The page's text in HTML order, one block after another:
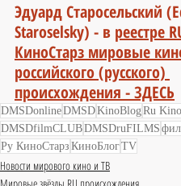
Эдуард Старосельский
Staroselsky) - в реестре
КиноСтарз мировые
российского (русского)
происхождения - ЗДЕСЬ
DMSDonlineDMSDKinoBlogRu
DMSDfilmCLUBDMSDruFILMS
Ру КиноСтарз КиноБлогTV
Новости мирового кино и ТВ